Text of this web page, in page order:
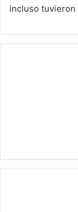
incluso